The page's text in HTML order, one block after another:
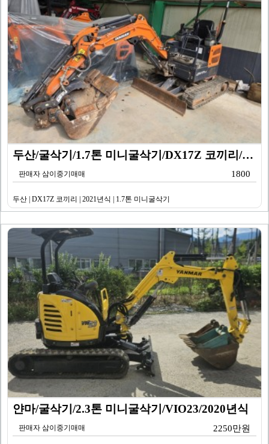
두산/굴삭기/1.7톤 미니굴삭기/DX17Z 코끼리/20…
판매자 삼이중기매매 1800
두산 | DX17Z 코끼리 | 2021년식 | 1.7톤 미니굴삭기
얀마/굴삭기/2.3톤 미니굴삭기/VIO23/2020년식
판매자 삼이중기매매 2250만원